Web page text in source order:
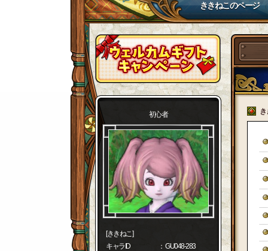
ききねこのページ
初心者
[ききねこ]
キャラID
： GU048-283